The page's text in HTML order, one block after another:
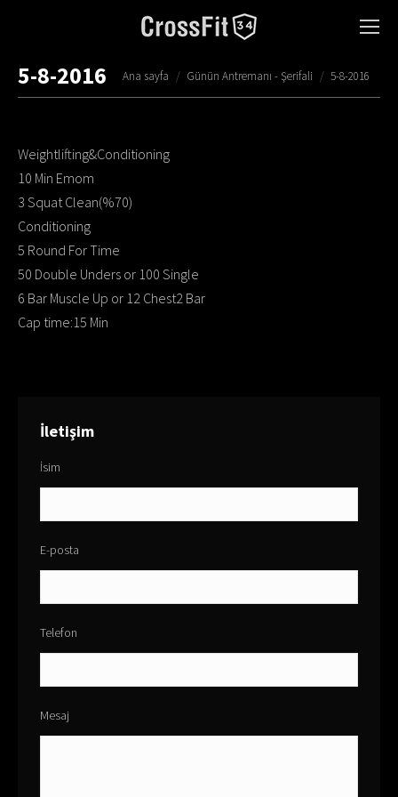
5-8-2016 You are here:
Ana sayfa Günün Antremanı - Şerifali 5-8-2016
Weightlifting&Conditioning
10 Min Emom
3 Squat Clean(%70)
Conditioning
5 Round For Time
50 Double Unders or 100 Single
6 Bar Muscle Up or 12 Chest2 Bar
Cap time:15 Min
İletişim
İsim
E-posta
Telefon
Mesaj